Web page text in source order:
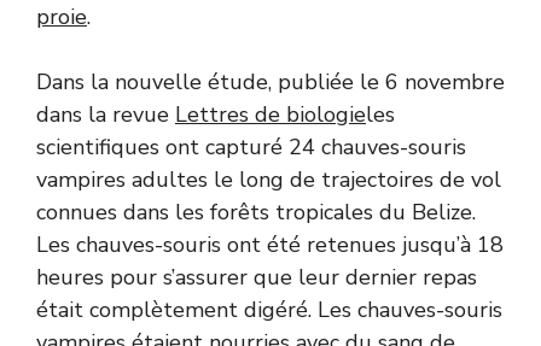
proie.
Dans la nouvelle étude, publiée le 6 novembre
dans la revue Lettres de biologieles
scientifiques ont capturé 24 chauves-souris
vampires adultes le long de trajectoires de vol
connues dans les forêts tropicales du Belize.
Les chauves-souris ont été retenues jusqu’à 18
heures pour s’assurer que leur dernier repas
était complètement digéré. Les chauves-souris